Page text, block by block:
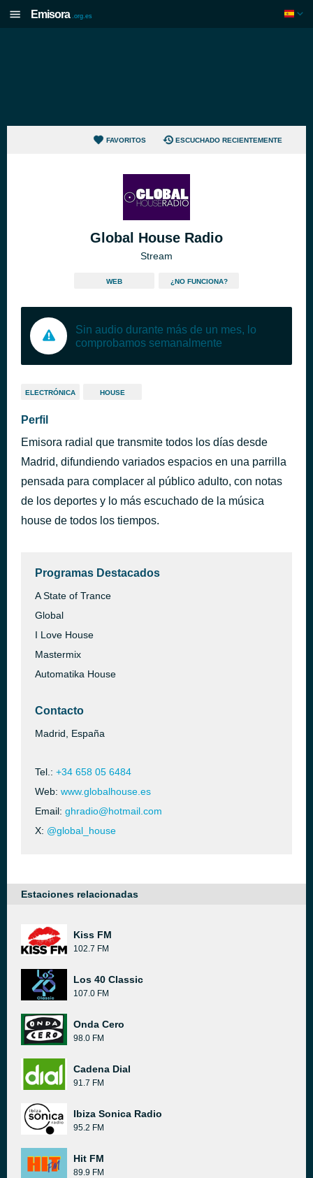
Emisora .org.es
FAVORITOS ESCUCHADO RECIENTEMENTE
Global House Radio
Stream
WEB ¿NO FUNCIONA?
Sin audio durante más de un mes, lo
comprobamos semanalmente
ELECTRÓNICA HOUSE
Perfil
Emisora radial que transmite todos los días desde
Madrid, difundiendo variados espacios en una parrilla
pensada para complacer al público adulto, con notas
de los deportes y lo más escuchado de la música
house de todos los tiempos.
Programas Destacados
A State of Trance
Global
I Love House
Mastermix
Automatika House
Contacto
Madrid, España
Tel.: +34 658 05 6484
Web: www.globalhouse.es
Email: ghradio@hotmail.com
X: @global_house
Estaciones relacionadas
Kiss FM
102.7 FM
Los 40 Classic
107.0 FM
Onda Cero
98.0 FM
Cadena Dial
91.7 FM
Ibiza Sonica Radio
95.2 FM
Hit FM
89.9 FM